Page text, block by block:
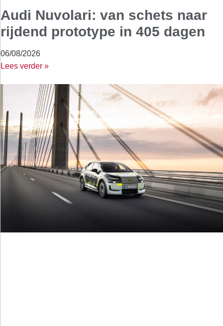
Audi Nuvolari: van schets naar
rijdend prototype in 405 dagen
06/08/2026
Lees verder »